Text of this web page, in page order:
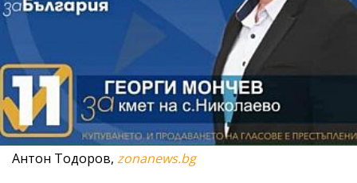
Антон Тодоров, zonanews.bg